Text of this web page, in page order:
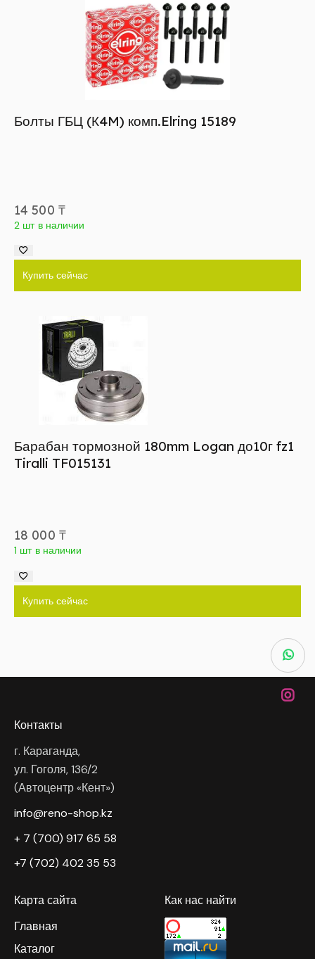
Болты ГБЦ (К4M) комп.Elring 15189
14 500 ₸
2 шт в наличии
Купить сейчас
Барабан тормозной 180mm Logan до10г fz1
Tiralli TF015131
18 000 ₸
1 шт в наличии
Купить сейчас
Контакты
г. Караганда,
ул. Гоголя, 136/2
(Автоцентр «Кент»)
info@reno-shop.kz
+ 7 (700) 917 65 58
+7 (702) 402 35 53
Карта сайта
Главная
Каталог
Как нас найти